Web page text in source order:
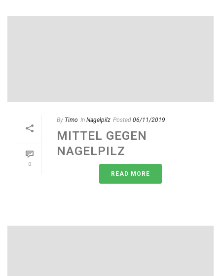
0
By Timo In Nagelpilz Posted 06/11/2019
MITTEL GEGEN
NAGELPILZ
READ MORE